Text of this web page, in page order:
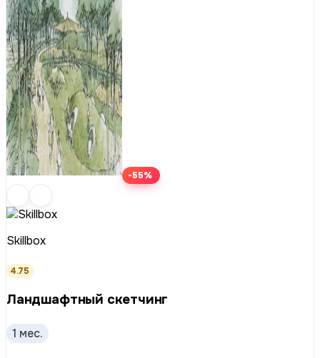
-55%
Skillbox
4.75
Ландшафтный скетчинг
1 мес.